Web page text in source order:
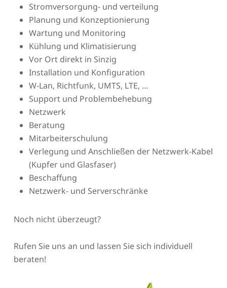
Stromversorgung- und verteilung
Planung und Konzeptionierung
Wartung und Monitoring
Kühlung und Klimatisierung
Vor Ort direkt in Sinzig
Installation und Konfiguration
W-Lan, Richtfunk, UMTS, LTE, …
Support und Problembehebung
Netzwerk
Beratung
Mitarbeiterschulung
Verlegung und Anschließen der Netzwerk-Kabel
(Kupfer und Glasfaser)
Beschaffung
Netzwerk- und Serverschränke
Noch nicht überzeugt?
Rufen Sie uns an und lassen Sie sich individuell
beraten!